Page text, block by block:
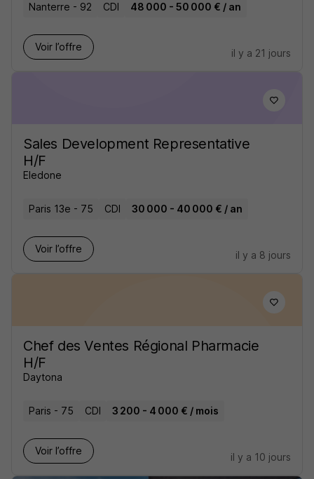
Nanterre - 92 CDI 48 000 - 50 000 € / an
Voir l’offre
il y a 21 jours
Sales Development Representative
H/F
Eledone
Paris 13e - 75 CDI 30 000 - 40 000 € / an
Voir l’offre
il y a 8 jours
Chef des Ventes Régional Pharmacie
H/F
Daytona
Paris - 75 CDI 3 200 - 4 000 € / mois
Voir l’offre
il y a 10 jours